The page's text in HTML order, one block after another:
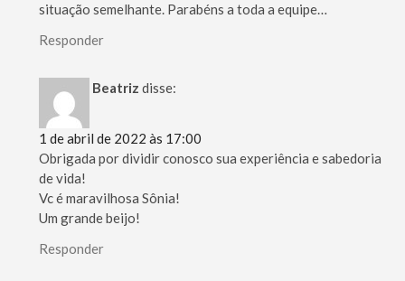
situação semelhante. Parabéns a toda a equipe…
Responder
Beatriz disse:
1 de abril de 2022 às 17:00
Obrigada por dividir conosco sua experiência e sabedoria
de vida!
Vc é maravilhosa Sônia!
Um grande beijo!
Responder